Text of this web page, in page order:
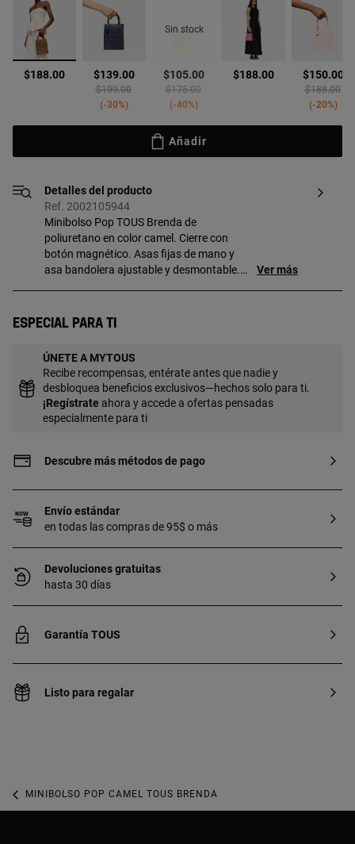
seleccionado
$188.00 $139.00
Price reduced from
$199.00to
-30%
Sin stock
$105.00
Price reduced from
$175.00to
-40%
$188.00 $150.00
Price
$188.00to
-20%
Añadir
Detalles del producto
Ref. 2002105944
Minibolso Pop TOUS Brenda de
poliuretano en color camel. Cierre con
botón magnético. Asas fijas de mano y
asa bandolera ajustable y desmontable.
20 x 16 x 7 cm.
Ver más
Especial para ti
ÚNETE A MYTOUS
Recibe recompensas, entérate antes que nadie y
desbloquea beneficios exclusivos—hechos solo para ti.
¡Regístrate ahora y accede a ofertas pensadas
especialmente para ti
Descubre más métodos de pago
Envío estándar
en todas las compras de 95$ o más
Devoluciones gratuitas
hasta 30 días
Garantía TOUS
Listo para regalar
MINIBOLSO POP CAMEL TOUS BRENDA